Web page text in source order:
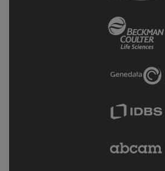
Coulter
Link
Genedata
Link
IDBS
Abcam